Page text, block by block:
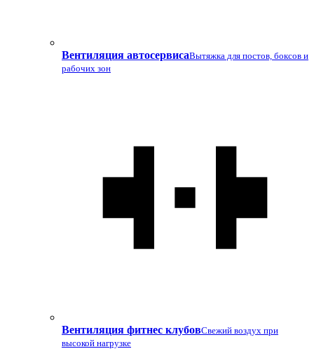
Вентиляция автосервисаВытяжка для постов, боксов и
рабочих зон
Вентиляция фитнес клубовСвежий воздух при
высокой нагрузке